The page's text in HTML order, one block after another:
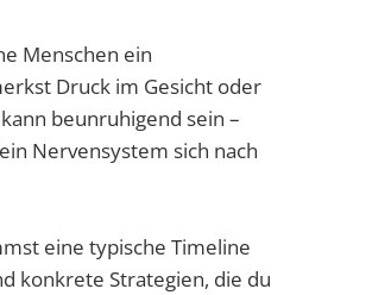
Menschen ein
Druck im Gesicht oder
beunruhigend sein –
Nervensystem sich nach
eine typische Timeline
konkrete Strategien, die du